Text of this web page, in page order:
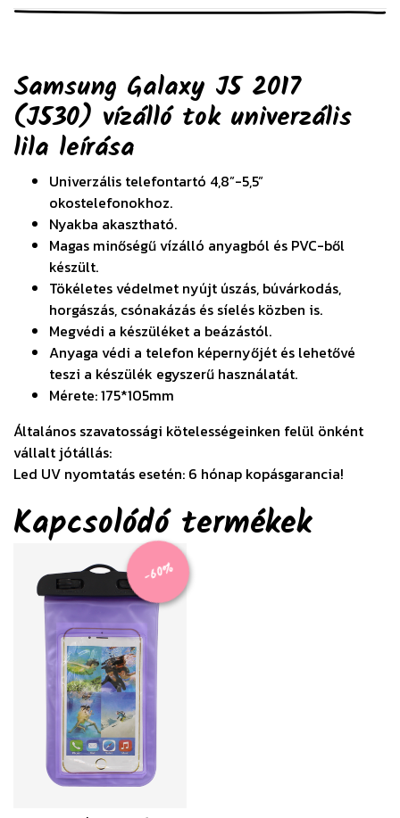
Samsung Galaxy J5 2017
(J530) vízálló tok univerzális
lila leírása
Univerzális telefontartó 4,8”-5,5”
okostelefonokhoz.
Nyakba akasztható.
Magas minőségű vízálló anyagból és PVC-ből
készült.
Tökéletes védelmet nyújt úszás, búvárkodás,
horgászás, csónakázás és síelés közben is.
Megvédi a készüléket a beázástól.
Anyaga védi a telefon képernyőjét és lehetővé
teszi a készülék egyszerű használatát.
Mérete: 175*105mm
Általános szavatossági kötelességeinken felül önként
vállalt jótállás:
Led UV nyomtatás esetén: 6 hónap kopásgarancia!
Kapcsolódó termékek
-60%